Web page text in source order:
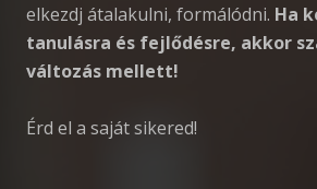
elkezdj átalakulni, formálódni. Ha
tanulásra és fejlődésre, akkor
változás mellett!
Érd el a saját sikered!